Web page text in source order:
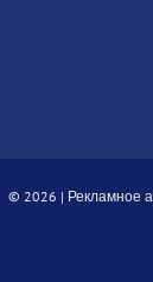
© 2026 | Рекламное